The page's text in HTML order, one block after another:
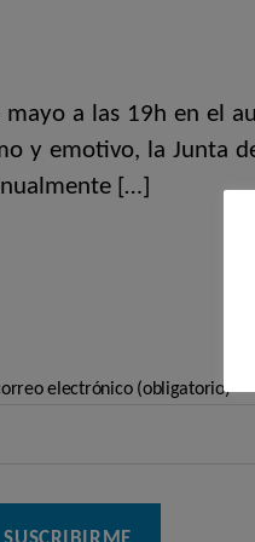
a las 19h en el
y emotivo, la Junta
[…]
electrónico (obligatorio)